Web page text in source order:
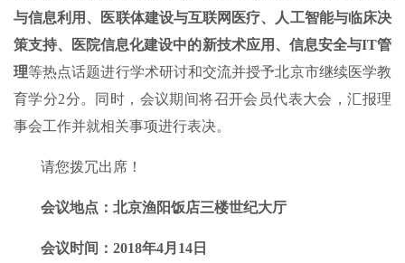
与信息利用、医联体建设与互联网医疗、人工智能与临床决
策支持、
医院信息化建设中的新技术应用、信息安全与IT管
理等热点话题进行学术研讨和交流并授予北京市继续医学教
育学分2分。同时，会议期间将召开会员代表大会，汇报理
事会工作并就相关事项进行表决。
请您拨冗出席！
会议地点： 北京渔阳饭店三楼世纪大厅
会议时间：2018年4月 14 日